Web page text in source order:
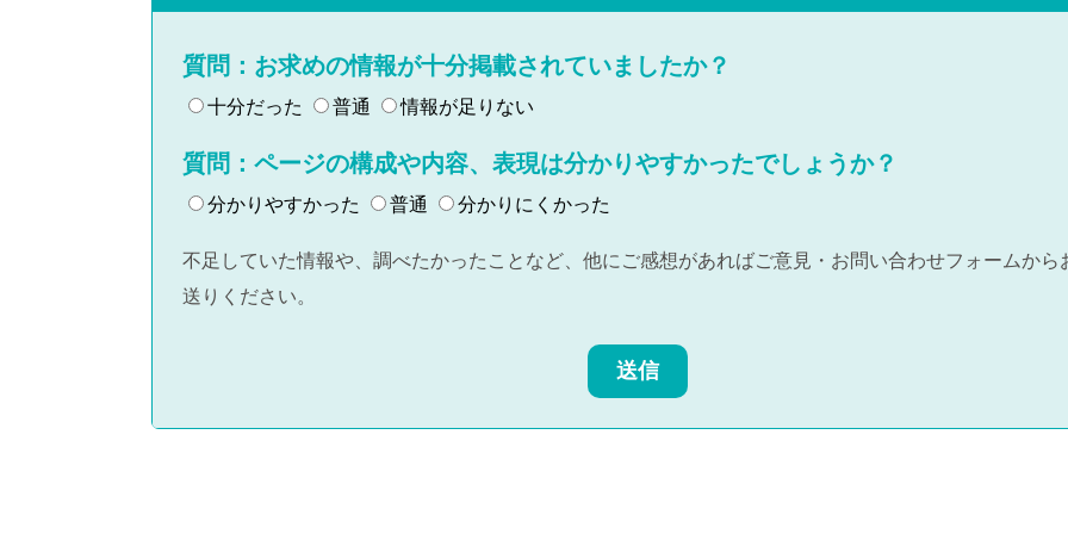
質問：お求めの情報が十分掲載されていましたか？
十分だった 普通 情報が足りない
質問：ページの構成や内容、表現は分かりやすかったでしょうか？
分かりやすかった 普通 分かりにくかった
不足していた情報や、調べたかったことなど、他にご感想があればご意見・お問い合わせフォームから
送りください。
送信